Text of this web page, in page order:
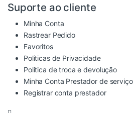
Suporte ao cliente
Minha Conta
Rastrear Pedido
Favoritos
Politicas de Privacidade
Politica de troca e devolução
Minha Conta Prestador de serviço
Registrar conta prestador